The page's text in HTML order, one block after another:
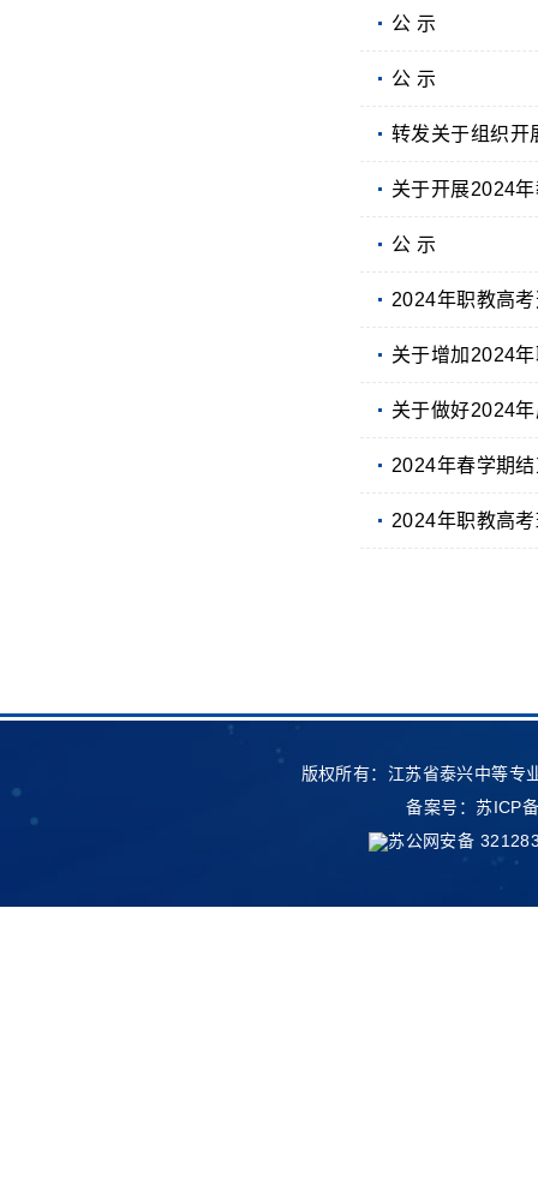
公 示
公 示
转发关于组织开
关于开展2024
公 示
2024年职教高
关于增加2024
关于做好2024
2024年春学期
2024年职教高
版权所有：江苏省泰兴中等专
备案号：苏ICP
苏公网安备